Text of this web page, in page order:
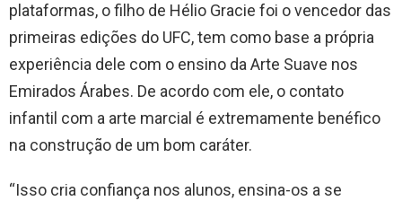
plataformas, o filho de Hélio Gracie foi o vencedor das
primeiras edições do UFC, tem como base a própria
experiência dele com o ensino da Arte Suave nos
Emirados Árabes. De acordo com ele, o contato
infantil com a arte marcial é extremamente benéfico
na construção de um bom caráter.
“Isso cria confiança nos alunos, ensina-os a se